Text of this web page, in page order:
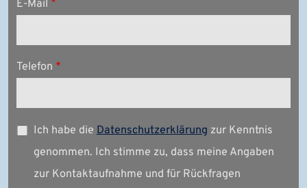
E-Mail
Telefon
Ich habe die Datenschutzerklärung zur Kenntnis
genommen. Ich stimme zu, dass meine Angaben
zur Kontaktaufnahme und für Rückfragen